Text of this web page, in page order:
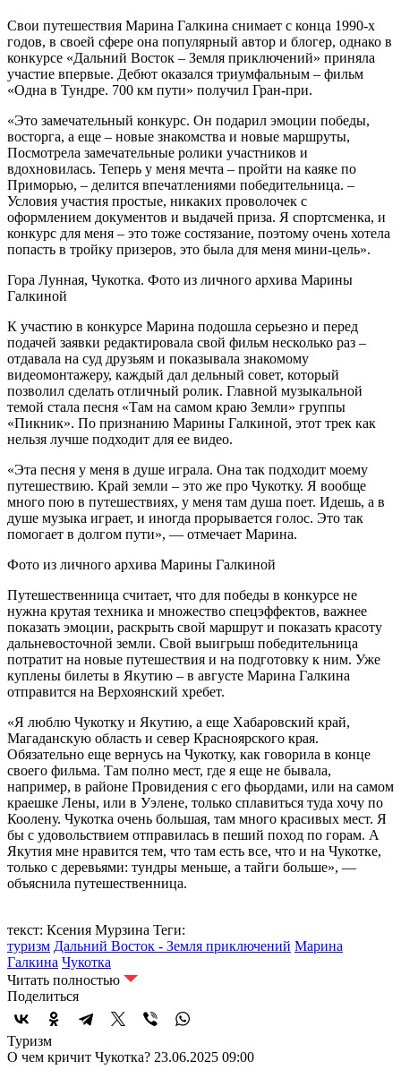
Свои путешествия Марина Галкина снимает с конца 1990-х
годов, в своей сфере она популярный автор и блогер, однако в
конкурсе «Дальний Восток – Земля приключений» приняла
участие впервые. Дебют оказался триумфальным – фильм
«Одна в Тундре. 700 км пути» получил Гран-при.
«Это замечательный конкурс. Он подарил эмоции победы,
восторга, а еще – новые знакомства и новые маршруты,
Посмотрела замечательные ролики участников и
вдохновилась. Теперь у меня мечта – пройти на каяке по
Приморью, – делится впечатлениями победительница. –
Условия участия простые, никаких проволочек с
оформлением документов и выдачей приза. Я спортсменка, и
конкурс для меня – это тоже состязание, поэтому очень хотела
попасть в тройку призеров, это была для меня мини-цель».
Гора Лунная, Чукотка. Фото из личного архива Марины
Галкиной
К участию в конкурсе Марина подошла серьезно и перед
подачей заявки редактировала свой фильм несколько раз –
отдавала на суд друзьям и показывала знакомому
видеомонтажеру, каждый дал дельный совет, который
позволил сделать отличный ролик. Главной музыкальной
темой стала песня «Там на самом краю Земли» группы
«Пикник». По признанию Марины Галкиной, этот трек как
нельзя лучше подходит для ее видео.
«Эта песня у меня в душе играла. Она так подходит моему
путешествию. Край земли – это же про Чукотку. Я вообще
много пою в путешествиях, у меня там душа поет. Идешь, а в
душе музыка играет, и иногда прорывается голос. Это так
помогает в долгом пути», — отмечает Марина.
Фото из личного архива Марины Галкиной
Путешественница считает, что для победы в конкурсе не
нужна крутая техника и множество спецэффектов, важнее
показать эмоции, раскрыть свой маршрут и показать красоту
дальневосточной земли. Свой выигрыш победительница
потратит на новые путешествия и на подготовку к ним. Уже
куплены билеты в Якутию – в августе Марина Галкина
отправится на Верхоянский хребет.
«Я люблю Чукотку и Якутию, а еще Хабаровский край,
Магаданскую область и север Красноярского края.
Обязательно еще вернусь на Чукотку, как говорила в конце
своего фильма. Там полно мест, где я еще не бывала,
например, в районе Провидения с его фьордами, или на самом
краешке Лены, или в Уэлене, только сплавиться туда хочу по
Коолену. Чукотка очень большая, там много красивых мест. Я
бы с удовольствием отправилась в пеший поход по горам. А
Якутия мне нравится тем, что там есть все, что и на Чукотке,
только с деревьями: тундры меньше, а тайги больше», —
объяснила путешественница.
текст: Ксения Мурзина Теги:
туризм Дальний Восток - Земля приключений Марина
Галкина Чукотка
Читать полностью
Поделиться
Туризм
О чем кричит Чукотка? 23.06.2025 09:00